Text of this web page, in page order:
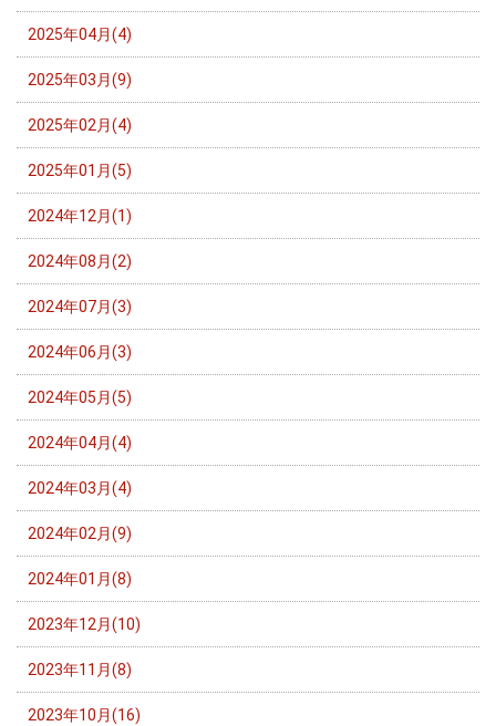
2025年04月(4)
2025年03月(9)
2025年02月(4)
2025年01月(5)
2024年12月(1)
2024年08月(2)
2024年07月(3)
2024年06月(3)
2024年05月(5)
2024年04月(4)
2024年03月(4)
2024年02月(9)
2024年01月(8)
2023年12月(10)
2023年11月(8)
2023年10月(16)